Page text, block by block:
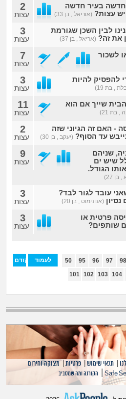
חדשה בעיר חדשה
עצות? (אוריאל , בן 33)
2
עצות
לבין השכן שגורמת
את זה? (אריאל , בן 37)
3
עצות
לשכור
7
עצות
להפסיק להיות
, בת 19)
3
עצות
שייך אם הוא
, בת 21)
11
עצות
- האם זה הגיוני שזה
(יעקב , בן 30)
2
עצות
שניהם
שיש ים
הגודל.
27)
9
עצות
עובד לגור לבד?
(אנונימוס , בן 20)
3
עצות
פרטית או
שותפים?
3
עצות
הקודם
לעמוד
50 95 96 97 98
101
102 103 104
|תנאי שימוש |פרטיות |מצוקה וחירום
Safe
| הקורנה ומה שמסביב